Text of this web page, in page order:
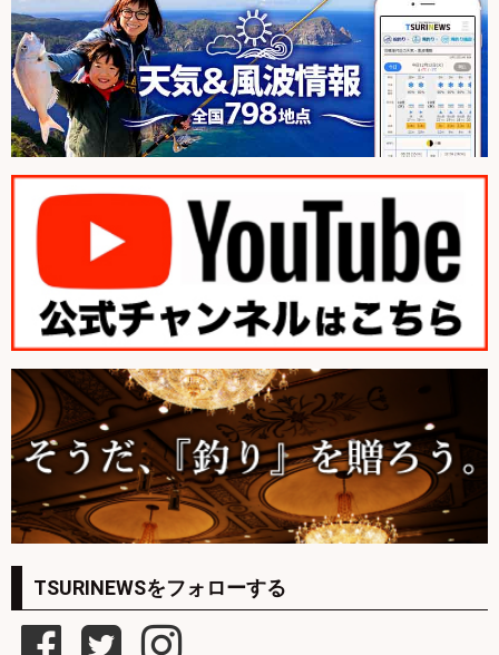
TSURINEWSをフォローする